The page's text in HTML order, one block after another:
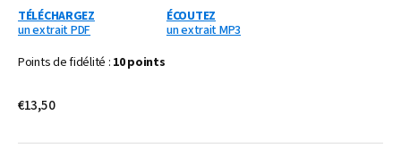
TÉLÉCHARGEZ
un extrait PDF
ÉCOUTEZ
un extrait MP3
Points de fidélité : 10 points
Prix
€13,50